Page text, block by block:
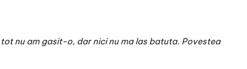
nu am gasit-o, dar nici nu ma las batuta. Povestea